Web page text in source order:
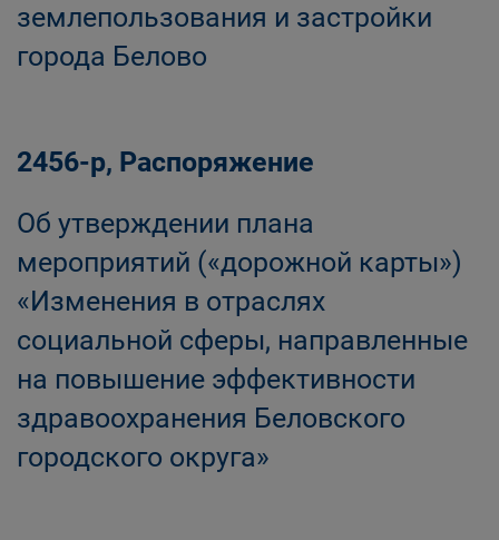
землепользования и застройки
города Белово
2456-р, Распоряжение
Об утверждении плана
мероприятий («дорожной карты»)
«Изменения в отраслях
социальной сферы, направленные
на повышение эффективности
здравоохранения Беловского
городского округа»